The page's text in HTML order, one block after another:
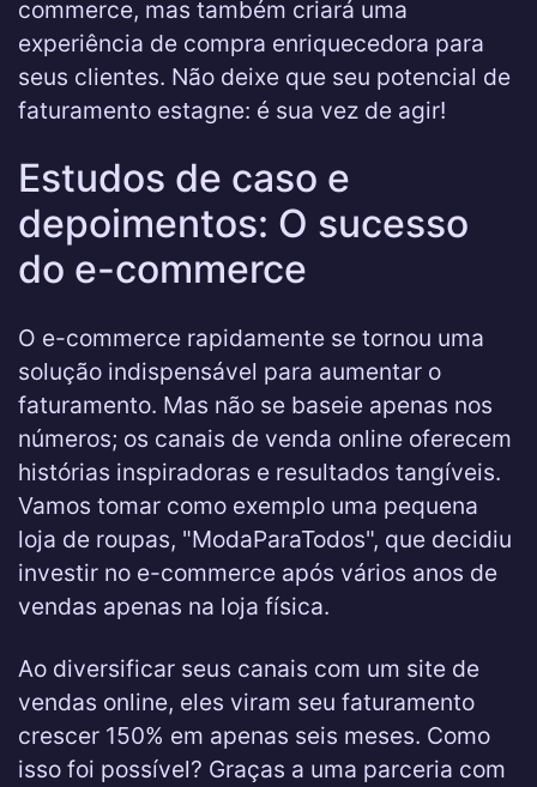
commerce, mas também criará uma
experiência de compra enriquecedora para
seus clientes. Não deixe que seu potencial de
faturamento estagne: é sua vez de agir!
Estudos de caso e
depoimentos: O sucesso
do e-commerce
O e-commerce rapidamente se tornou uma
solução indispensável para aumentar o
faturamento. Mas não se baseie apenas nos
números; os canais de venda online oferecem
histórias inspiradoras e resultados tangíveis.
Vamos tomar como exemplo uma pequena
loja de roupas, "ModaParaTodos", que decidiu
investir no e-commerce após vários anos de
vendas apenas na loja física.
Ao diversificar seus canais com um site de
vendas online, eles viram seu faturamento
crescer 150% em apenas seis meses. Como
isso foi possível? Graças a uma parceria com